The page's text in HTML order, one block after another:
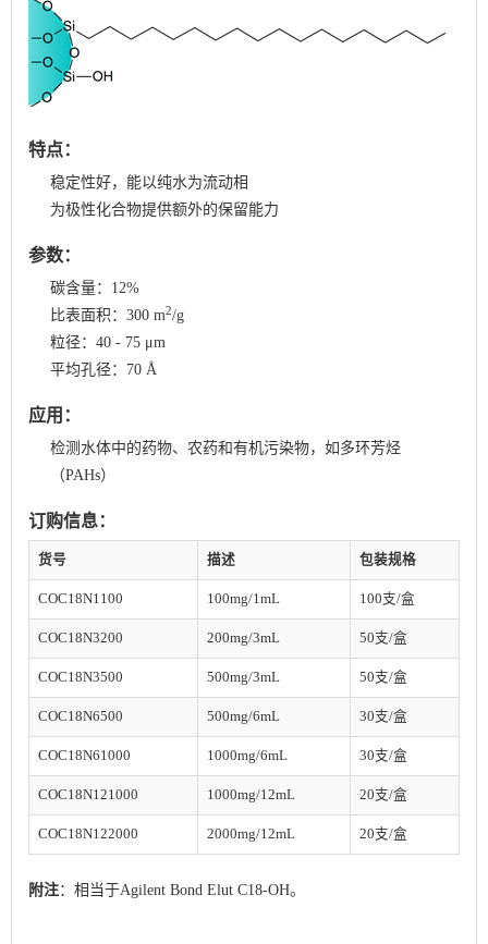
特点：
稳定性好，能以纯⽔为流动相
为极性化合物提供额外的保留能⼒
参数：
碳含量：12%
比表面积：300 m2/g
粒径：40 - 75 μm
平均孔径：70 Å
应用：
检测⽔体中的药物、农药和有机污染物，如多环芳烃
（PAHs）
订购信息：
货号 描述 包装规格
COC18N1100 100mg/1mL 100支/盒
COC18N3200 200mg/3mL 50支/盒
COC18N3500 500mg/3mL 50支/盒
COC18N6500 500mg/6mL 30支/盒
COC18N61000 1000mg/6mL 30支/盒
COC18N121000 1000mg/12mL 20支/盒
COC18N122000 2000mg/12mL 20支/盒
附注：相当于Agilent Bond Elut C18-OH。